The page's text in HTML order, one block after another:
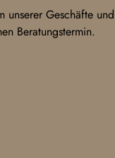
unserer Geschäfte und
Beratungstermin.